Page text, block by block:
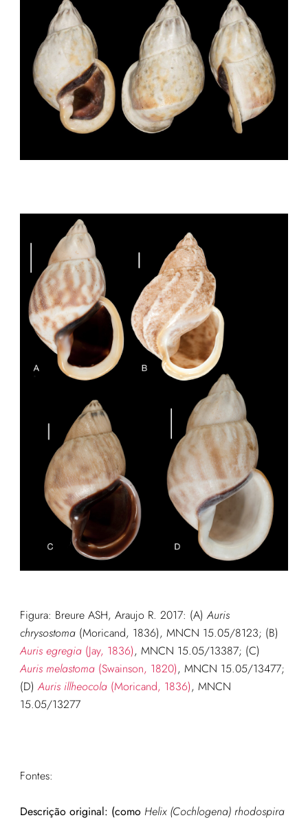
Figura: Breure ASH, Araujo R. 2017: (A) Auris
chrysostoma(Moricand, 1836), MNCN 15.05/8123; (B)
Auris egregia(Jay, 1836), MNCN 15.05/13387; (C)
Auris melastoma(Swainson, 1820), MNCN 15.05/13477;
(D) Auris illheocola(Moricand, 1836), MNCN
15.05/13277
Fontes:
Descrição original: (como Helix (Cochlogena) rhodospira